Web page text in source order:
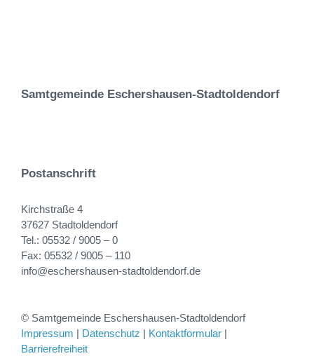
Samtgemeinde Eschershausen-Stadtoldendorf
Postanschrift
Kirchstraße 4
37627 Stadtoldendorf
Tel.: 05532 / 9005 – 0
Fax: 05532 / 9005 – 110
info@eschershausen-stadtoldendorf.de
© Samtgemeinde Eschershausen-Stadtoldendorf
Impressum | Datenschutz | Kontaktformular |
Barrierefreiheit